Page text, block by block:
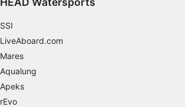
SSI
LiveAboard.com
Mares
Aqualung
Apeks
rEvo
Výkon
Reklamní